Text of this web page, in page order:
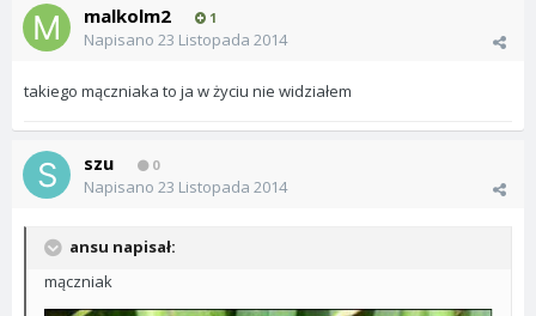
malkolm2 1
Napisano 23 Listopada 2014
takiego mączniaka to ja w życiu nie widziałem
szu 0
Napisano 23 Listopada 2014
ansu napisał:
mączniak